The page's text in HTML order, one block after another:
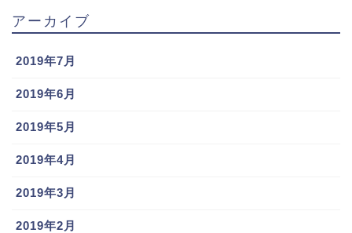
アーカイブ
2019年7月
2019年6月
2019年5月
2019年4月
2019年3月
2019年2月